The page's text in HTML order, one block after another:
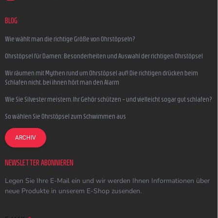
BLOG
Wie wählt man die richtige Größe von Ohrstöpseln?
Ohrstöpsel für Damen: Besonderheiten und Auswahl der richtigen Ohrstöpsel
Wir räumen mit Mythen rund um Ohrstöpsel auf! Die richtigen drücken beim
Schlafen nicht, bei ihnen hört man den Alarm
Wie Sie Silvester meistern, Ihr Gehör schützen – und vielleicht sogar gut schlafen?
So wählen Sie Ohrstöpsel zum Schwimmen aus
ARCHIV
NEWSLETTER ABONNIEREN
Legen Sie Ihre E-Mail ein und wir werden Ihnen Informationen über
neue Produkte in unserem E-Shop zusenden.